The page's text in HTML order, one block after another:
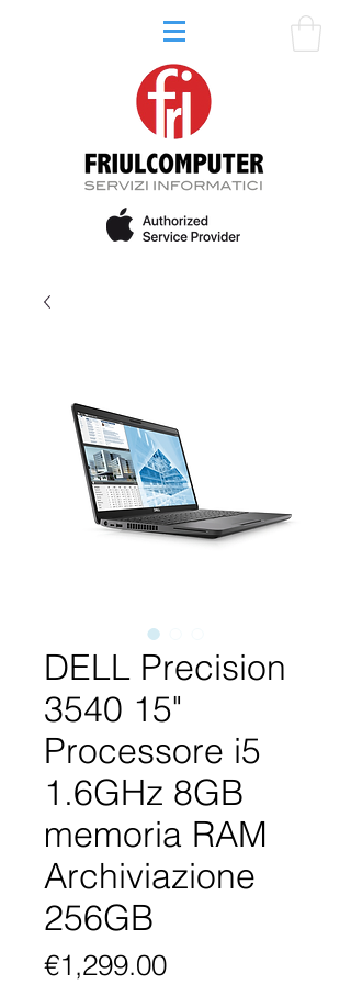
DELL Precision
3540 15"
Processore i5
1.6GHz 8GB
memoria RAM
Archiviazione
256GB
€1,299.00Price